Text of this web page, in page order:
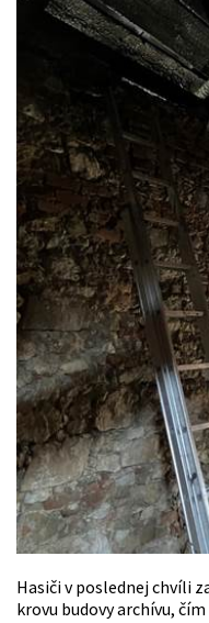
Hasiči v poslednej chvíli
krovu budovy archívu,